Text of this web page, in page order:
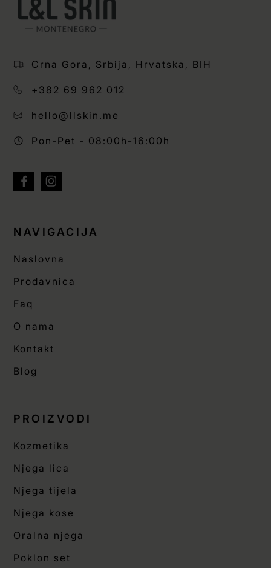
Crna Gora, Srbija, Hrvatska, BIH
+382 69 962 012
hello@llskin.me
Pon-Pet - 08:00h-16:00h
NAVIGACIJA
Naslovna
Prodavnica
Faq
O nama
Kontakt
Blog
PROIZVODI
Kozmetika
Njega lica
Njega tijela
Njega kose
Oralna njega
Poklon set